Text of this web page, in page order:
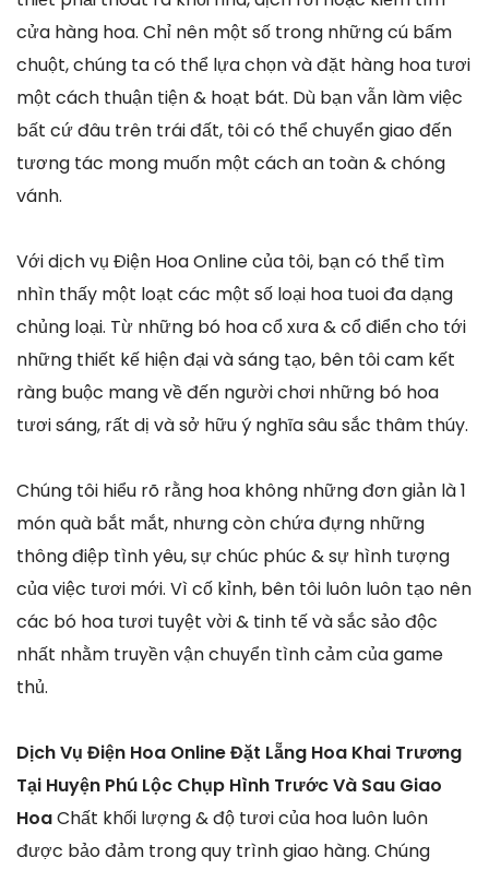
cửa hàng hoa. Chỉ nên một số trong những cú bấm
chuột, chúng ta có thể lựa chọn và đặt hàng hoa tươi
một cách thuận tiện & hoạt bát. Dù bạn vẫn làm việc
bất cứ đâu trên trái đất, tôi có thể chuyển giao đến
tương tác mong muốn một cách an toàn & chóng
vánh.
Với dịch vụ Điện Hoa Online của tôi, bạn có thể tìm
nhìn thấy một loạt các một số loại hoa tuoi đa dạng
chủng loại. Từ những bó hoa cổ xưa & cổ điển cho tới
những thiết kế hiện đại và sáng tạo, bên tôi cam kết
ràng buộc mang về đến người chơi những bó hoa
tươi sáng, rất dị và sở hữu ý nghĩa sâu sắc thâm thúy.
Chúng tôi hiểu rõ rằng hoa không những đơn giản là 1
món quà bắt mắt, nhưng còn chứa đựng những
thông điệp tình yêu, sự chúc phúc & sự hình tượng
của việc tươi mới. Vì cố kỉnh, bên tôi luôn luôn tạo nên
các bó hoa tươi tuyệt vời & tinh tế và sắc sảo độc
nhất nhằm truyền vận chuyển tình cảm của game
thủ.
Dịch Vụ Điện Hoa Online Đặt Lẵng Hoa Khai Trương
Tại Huyện Phú Lộc Chụp Hình Trước Và Sau Giao
HoaChất khối lượng & độ tươi của hoa luôn luôn
được bảo đảm trong quy trình giao hàng. Chúng